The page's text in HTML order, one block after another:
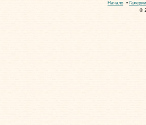
Начало • Галерии
©